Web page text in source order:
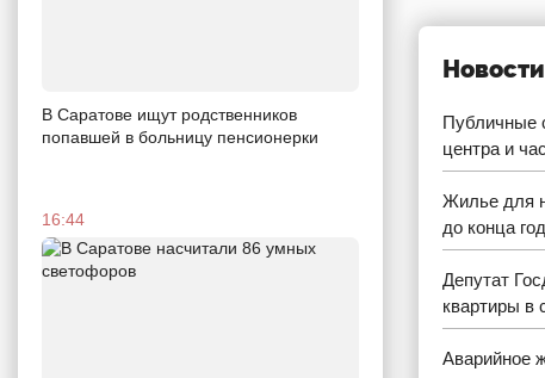
В Саратове ищут родственников
попавшей в больницу пенсионерки
16:44
Публичные
центра и
Жилье для
до конца
Депутат
квартиры в
Аварийное